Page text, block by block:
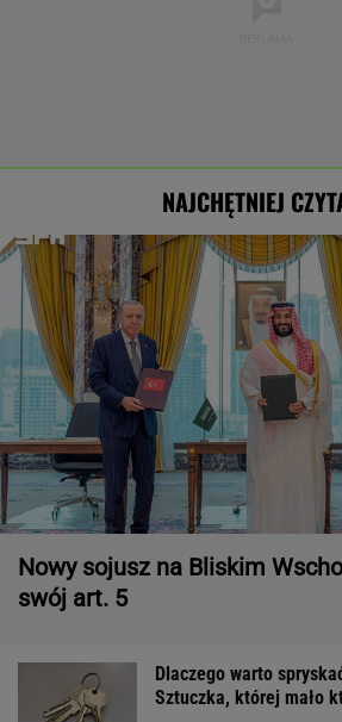
NAJCHĘTNIEJ
Nowy sojusz na Bliskim
swój art. 5
Dlaczego warto
Sztuczka, której mało